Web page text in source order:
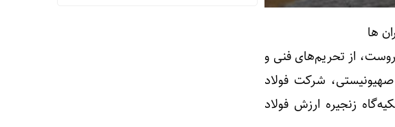
ها
از تحریم‌های فنی و
تا بحران انرژی و اثرات جنگ ۱۲ روزه رژیم صهیونیستی، شرکت فولاد
زنجیره ارزش فولاد